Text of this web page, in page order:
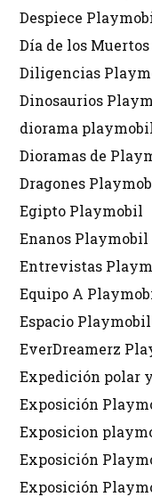
Despiece
Día de los
Diligencias
Dinosaurios
diorama
Dioramas de
Dragones
Egipto Playmobil
Enanos Playmobil
Entrevistas
Equipo A
Espacio Playmobil
EverDreamerz
Expedición polar
Exposición
Exposicion
Exposición
Exposición